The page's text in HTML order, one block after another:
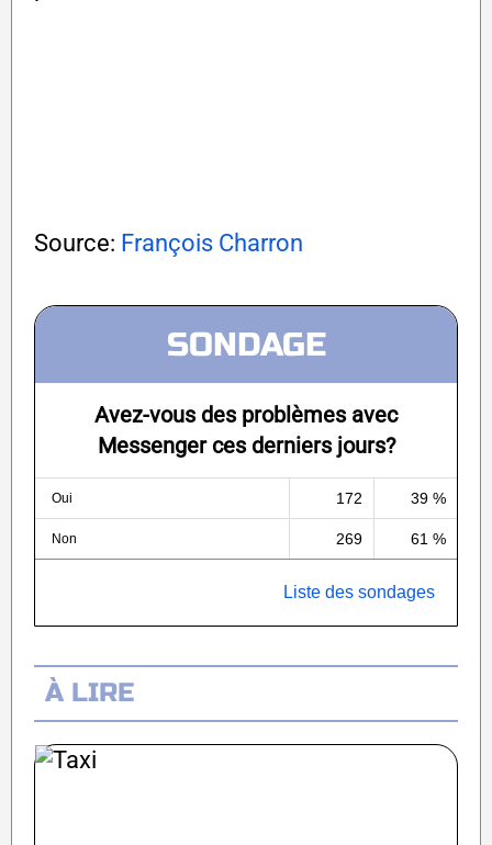
Source: François Charron
SONDAGE
Avez-vous des problèmes avec
Messenger ces derniers jours?
Oui 172 39 %
Non 269 61 %
Liste des sondages
À LIRE